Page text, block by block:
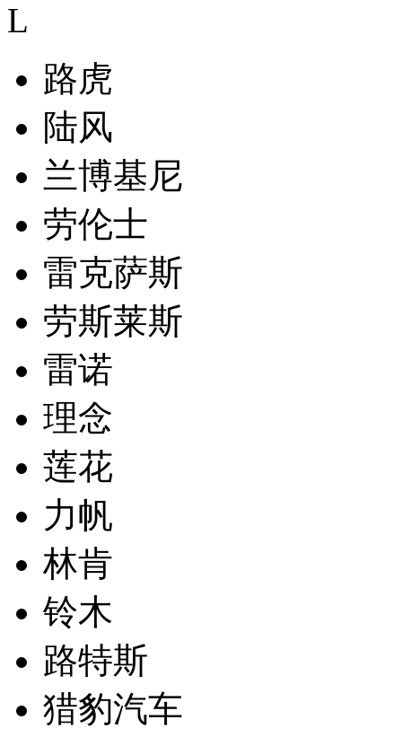
L
路虎
陆风
兰博基尼
劳伦士
雷克萨斯
劳斯莱斯
雷诺
理念
莲花
力帆
林肯
铃木
路特斯
猎豹汽车